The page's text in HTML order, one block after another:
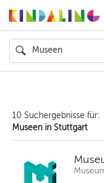
10 Suchergebnisse für:
Museen in Stuttgart